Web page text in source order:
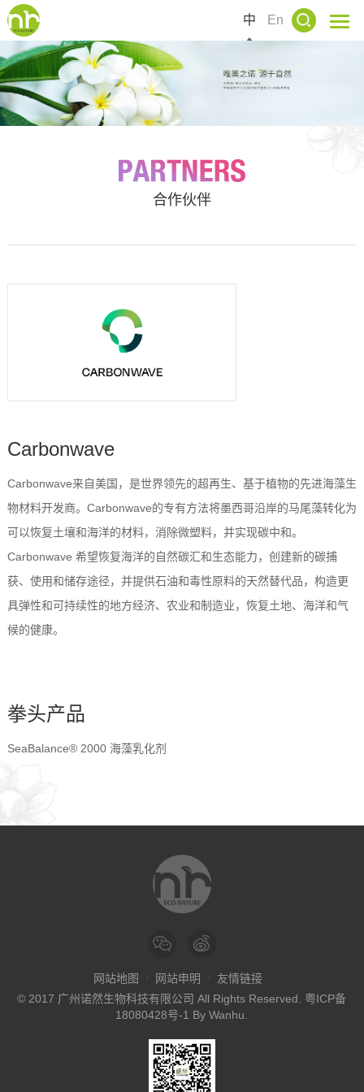
中 En
合作伙伴
Carbonwave
Carbonwave来自美国，是世界领先的超再生、基于植物的先进海藻生
物材料开发商。Carbonwave的专有方法将墨西哥沿岸的马尾藻转化为
可以恢复土壤和海洋的材料，消除微塑料，并实现碳中和。
Carbonwave 希望恢复海洋的自然碳汇和生态能力，创建新的碳捕
获、使用和储存途径，并提供石油和毒性原料的天然替代品，构造更
具弹性和可持续性的地方经济、农业和制造业，恢复土地、海洋和气
候的健康。
拳头产品
SeaBalance® 2000 海藻乳化剂
网站地图 网站申明
友情链接
© 2017 广州诺然生物科技有限公司 All Rights Reserved. 粤ICP备
18080428号-1 ByWanhu